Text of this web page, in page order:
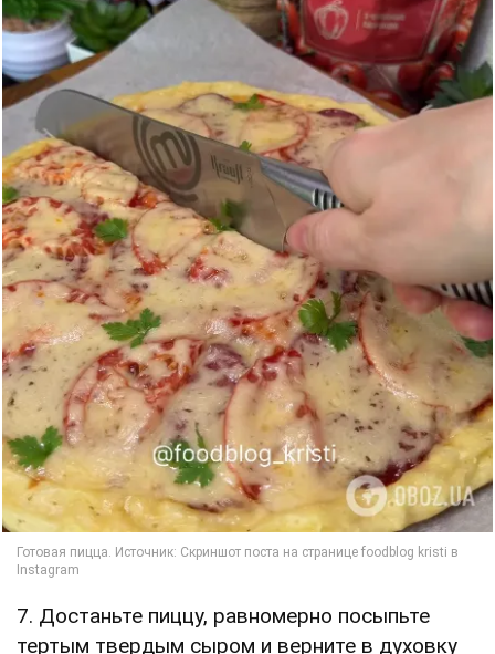
7. Достаньте пиццу, равномерно посыпьте
тертым твердым сыром и верните в духовку